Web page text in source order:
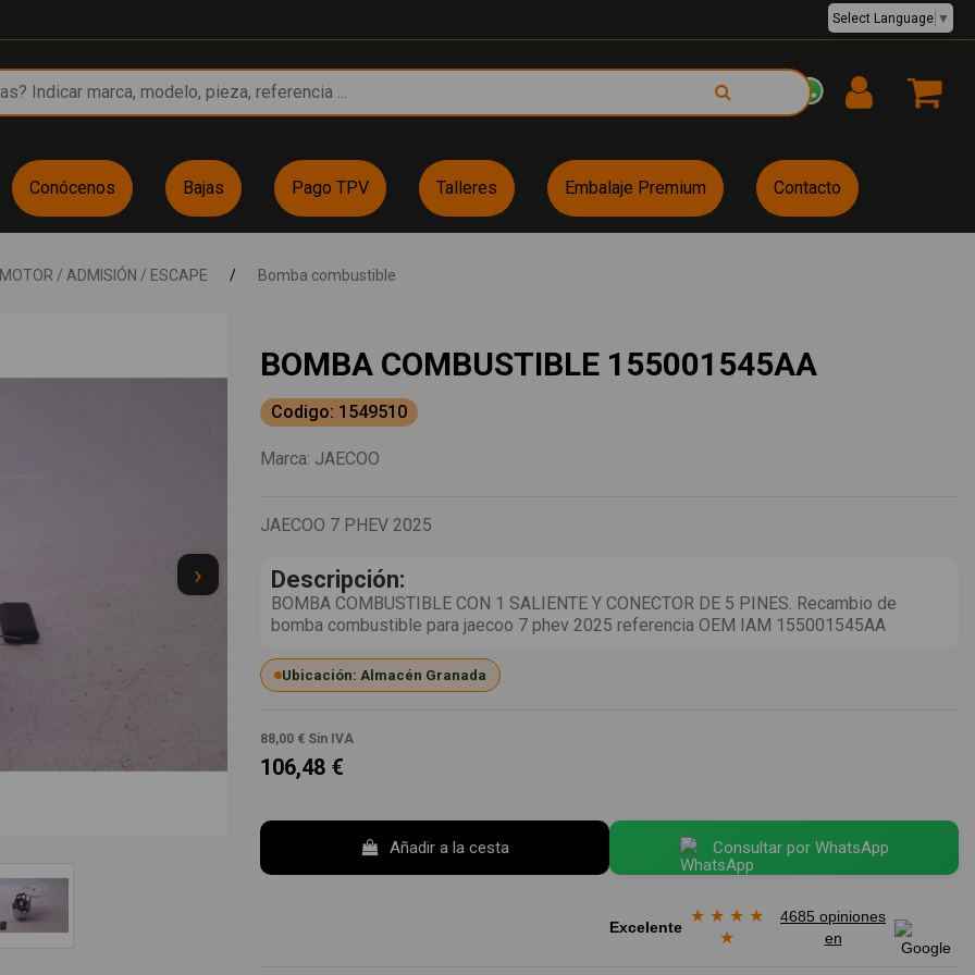
EUR €
Select Language ▼
Conócenos Bajas Pago TPV Talleres Embalaje Premium Contacto
MOTOR / ADMISIÓN / ESCAPE / Bomba combustible
›
BOMBA COMBUSTIBLE 155001545AA
Codigo: 1549510
Marca: JAECOO
JAECOO 7 PHEV 2025
Descripción:
BOMBA COMBUSTIBLE CON 1 SALIENTE Y CONECTOR DE 5 PINES. Recambio de
bomba combustible para jaecoo 7 phev 2025 referencia OEM IAM 155001545AA
Ubicación: Almacén Granada
88,00 € Sin IVA
106,48 €
Añadir a la cesta Consultar por WhatsApp
Excelente
★ ★ ★ ★
★
4685 opiniones
en